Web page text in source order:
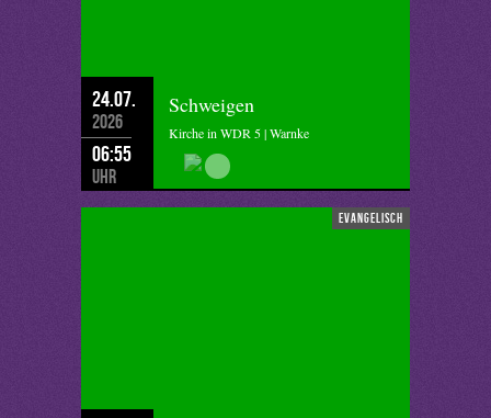
24.07.
2026
06:55
Uhr
Schweigen
Kirche in WDR 5 | Warnke
evangelisch